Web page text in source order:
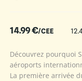
14.99€/CEE
Découvrez pourquoi
aéroports
La première arrivée